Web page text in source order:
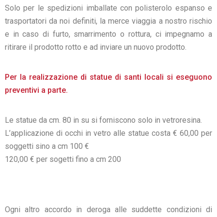
Solo per le spedizioni imballate con polisterolo espanso e
trasportatori da noi definiti, la merce viaggia a nostro rischio
e in caso di furto, smarrimento o rottura, ci impegnamo a
ritirare il prodotto rotto e ad inviare un nuovo prodotto.
Per la realizzazione di statue di santi locali si eseguono
preventivi a parte.
Le statue da cm. 80 in su si forniscono solo in vetroresina.
L’applicazione di occhi in vetro alle statue costa € 60,00 per
soggetti sino a cm 100 €
120,00 € per sogetti fino a cm 200
Ogni altro accordo in deroga alle suddette condizioni di